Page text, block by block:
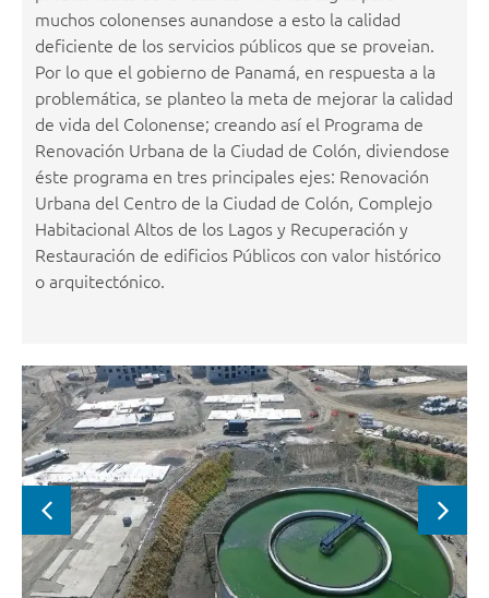
muchos colonenses aunandose a esto la calidad
deficiente de los servicios públicos que se proveian.
Por lo que el gobierno de Panamá, en respuesta a la
problemática, se planteo la meta de mejorar la calidad
de vida del Colonense; creando así el Programa de
Renovación Urbana de la Ciudad de Colón, diviendose
éste programa en tres principales ejes: Renovación
Urbana del Centro de la Ciudad de Colón, Complejo
Habitacional Altos de los Lagos y Recuperación y
Restauración de edificios Públicos con valor histórico
o arquitectónico.